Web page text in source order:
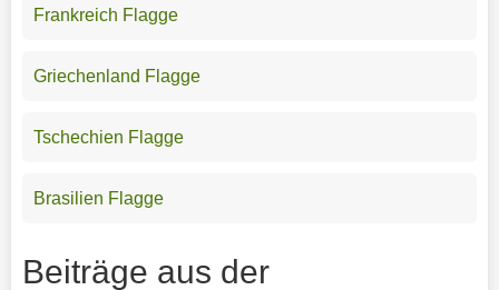
Frankreich Flagge
Griechenland Flagge
Tschechien Flagge
Brasilien Flagge
Beiträge aus der